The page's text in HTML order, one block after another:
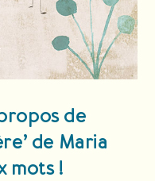
de
de Maria
mots !